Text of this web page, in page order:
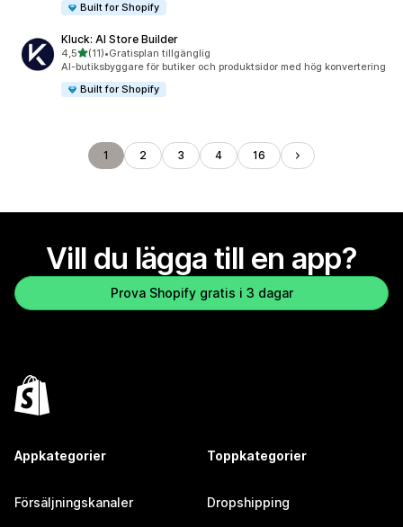
Built for Shopify
Kluck: AI Store Builder
4,5av 5 stjärnor
(11)
11 recensioner totalt
•Gratisplan tillgänglig
AI-butiksbyggare för butiker och produktsidor med hög konvertering
Built for Shopify
1 2 3 4 16
Vill du lägga till en app?
Prova Shopify gratis i 3 dagar
Appkategorier
Försäljningskanaler
Toppkategorier
Dropshipping